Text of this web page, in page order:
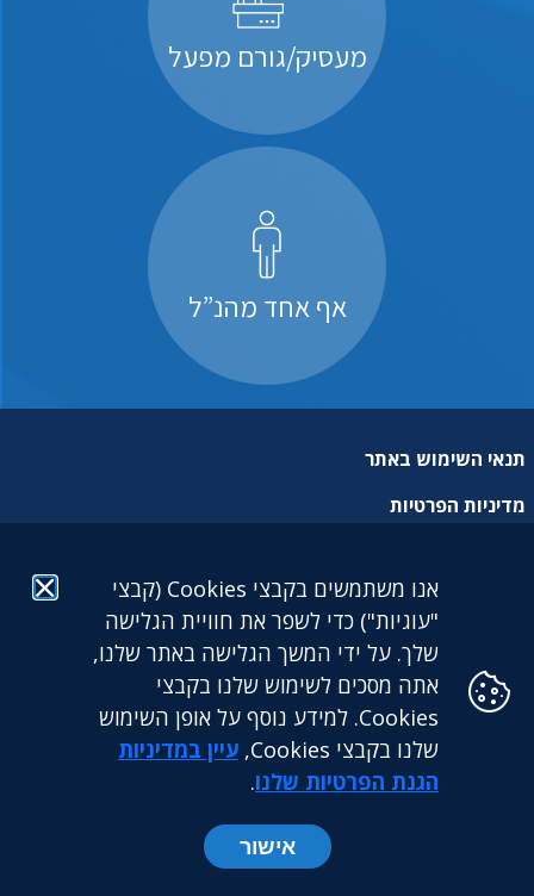
מעסיק/גורם מפעל
אף אחד מהנ”ל
תנאי השימוש באתר
מדיניות הפרטיות
הצהרת נגישות
גילעד גמלאות לעובדים דתיים בע"מ: מגדל הכשרת היישוב (קומה
פקס: 03-5765891
כל הזכויות שמורות לקרן גילעד ©
אנו משתמשים בקבצי Cookies (קבצי
"עוגיות") כדי לשפר את חוויית הגלישה
שלך. על ידי המשך הגלישה באתר שלנו,
אתה מסכים לשימוש שלנו בקבצי
Cookies. למידע נוסף על אופן השימוש
שלנו בקבצי Cookies,
עיין במדיניות
הגנת הפרטיות שלנו.
אישור